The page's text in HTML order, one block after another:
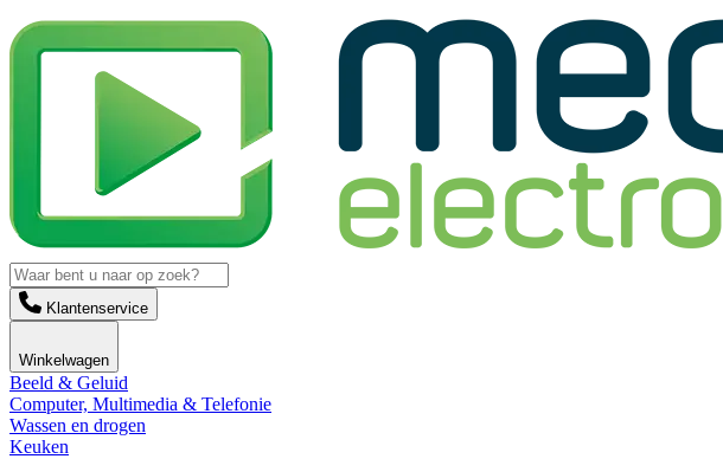
Klantenservice
Winkelwagen
Beeld & Geluid
Computer, Multimedia & Telefonie
Wassen en drogen
Keuken